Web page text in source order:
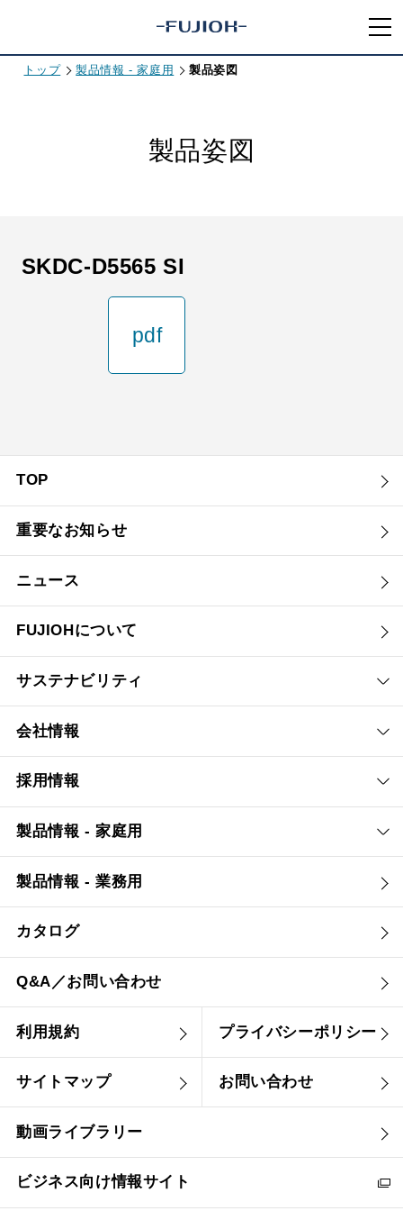
トップ 製品情報 - 家庭用 製品姿図
製品姿図
SKDC-D5565 SI
pdf
TOP
重要なお知らせ
ニュース
FUJIOHについて
サステナビリティ
会社情報
採用情報
製品情報 - 家庭用
製品情報 - 業務用
カタログ
Q&A／お問い合わせ
利用規約 プライバシーポリシー
サイトマップ お問い合わせ
動画ライブラリー
ビジネス向け情報サイト